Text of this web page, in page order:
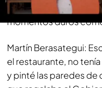
creer que en
momentos duros
Martín Berasategui:
el restaurante, no
y pinté las paredes de